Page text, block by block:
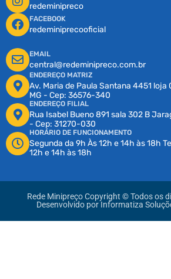
redeminipreco
FACEBOOK
redeminiprecooficial
EMAIL
central@redeminipreco.com.br
ENDEREÇO MATRIZ
Av. Maria de Paula Santana 4451 loja
MG - Cep: 36576-340
ENDEREÇO FILIAL
Rua Isabel Bueno 891 sala 302 B
- Cep: 31270-030
HORÁRIO DE FUNCIONAMENTO
Segunda da 9h Às 12h e 14h às 18h
12h e 14h às 18h
Rede Minipreço Copyright © Todos os
Desenvolvido por Informatiza